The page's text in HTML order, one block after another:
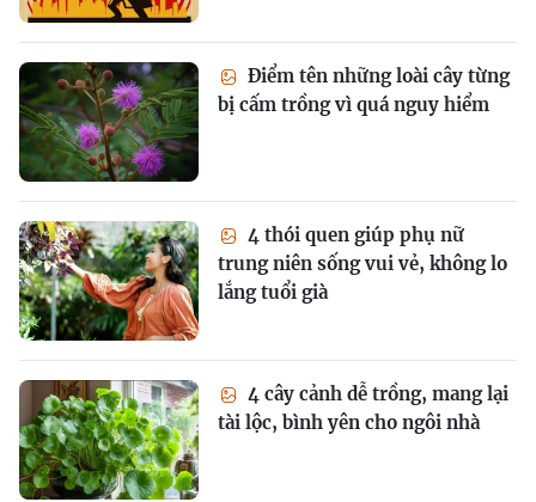
Điểm tên những loài cây từng
bị cấm trồng vì quá nguy hiểm
4 thói quen giúp phụ nữ
trung niên sống vui vẻ, không lo
lắng tuổi già
4 cây cảnh dễ trồng, mang lại
tài lộc, bình yên cho ngôi nhà